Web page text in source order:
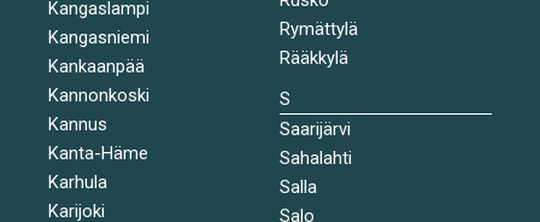
Kangaslampi
Kangasniemi
Kankaanpää
Kannonkoski
Kannus
Kanta-Häme
Karhula
Karijoki
Rymättylä
Rääkkylä
S
Saarijärvi
Sahalahti
Salla
Salo